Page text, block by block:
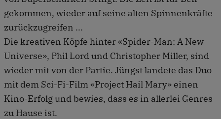
gekommen, wieder auf seine alten Spinnenkräfte
zurückzugreifen ...
Die kreativen Köpfe hinter «Spider-Man: A New
Universe», Phil Lord und Christopher Miller, sind
wieder mit von der Partie. Jüngst landete das Duo
mit dem Sci-Fi-Film «Project Hail Mary» einen
Kino-Erfolg und bewies, dass es in allerlei Genres
zu Hause ist.